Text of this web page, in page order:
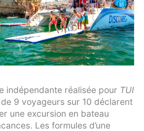
indépendante réalisée pour TUI
9 voyageurs sur 10 déclarent
une excursion en bateau
Les formules d’une